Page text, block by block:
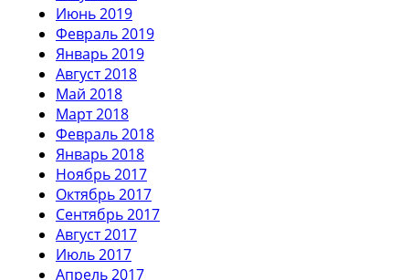
Июнь 2019
Февраль 2019
Январь 2019
Август 2018
Май 2018
Март 2018
Февраль 2018
Январь 2018
Ноябрь 2017
Октябрь 2017
Сентябрь 2017
Август 2017
Июль 2017
Апрель 2017